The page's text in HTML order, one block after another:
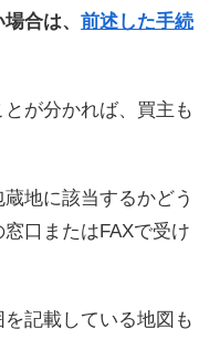
合は、 前述した手続
が分かれば、買主も
地に該当するかどう
口またはFAXで受け
記載している地図も